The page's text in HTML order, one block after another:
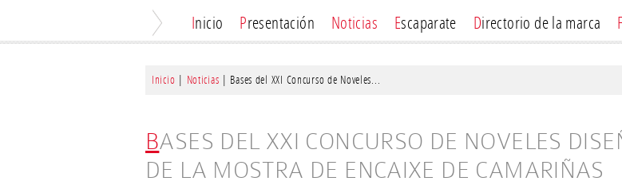
Inicio Presentación Noticias Escaparate Directorio de la marca
Inicio Noticias | Bases del XXI Concurso de Noveles...
BASES DEL XXI CONCURSO DE NOVELES DISEÑADORES
DE LA MOSTRA DE ENCAIXE DE CAMARIÑAS